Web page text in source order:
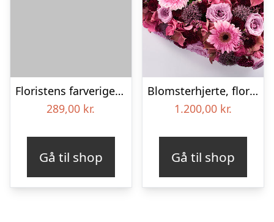
Floristens farverige kondolencebuket
289,00 kr.
Gå til shop
Blomsterhjerte, floristens valg – Blomster til begravelse
1.200,00 kr.
Gå til shop